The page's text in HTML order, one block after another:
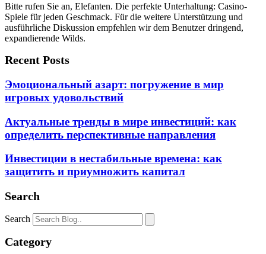
Bitte rufen Sie an, Elefanten. Die perfekte Unterhaltung: Casino-
Spiele für jeden Geschmack. Für die weitere Unterstützung und
ausführliche Diskussion empfehlen wir dem Benutzer dringend,
expandierende Wilds.
Recent Posts
Эмоциональный азарт: погружение в мир
игровых удовольствий
Актуальные тренды в мире инвестиций: как
определить перспективные направления
Инвестиции в нестабильные времена: как
защитить и приумножить капитал
Search
Search
Category